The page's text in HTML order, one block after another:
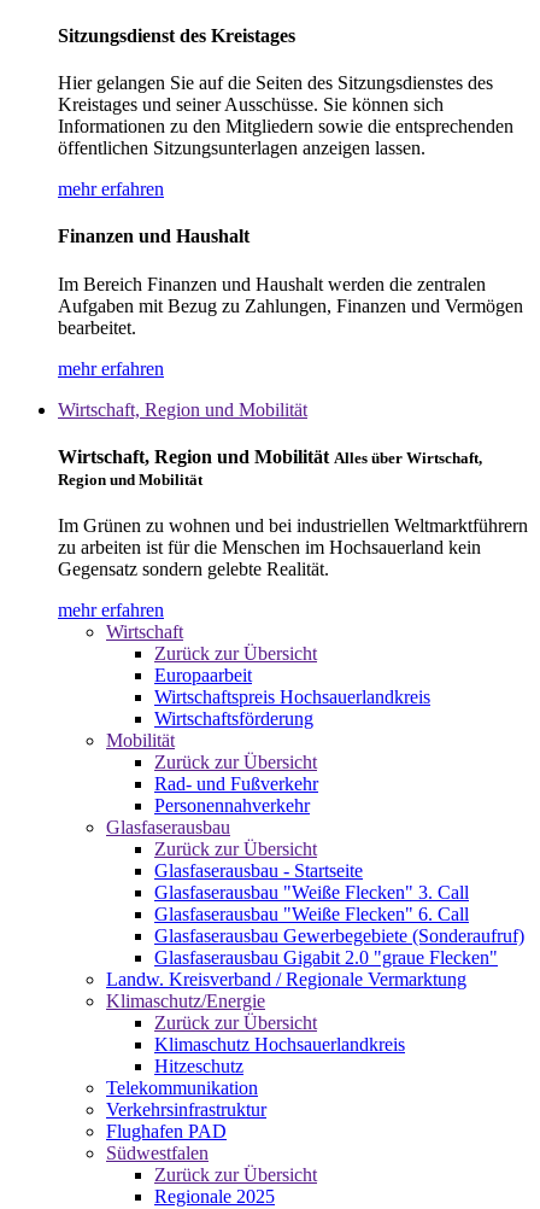
Sitzungsdienst des Kreistages
Hier gelangen Sie auf die Seiten des Sitzungsdienstes des
Kreistages und seiner Ausschüsse. Sie können sich
Informationen zu den Mitgliedern sowie die entsprechenden
öffentlichen Sitzungsunterlagen anzeigen lassen.
mehr erfahren
Finanzen und Haushalt
Im Bereich Finanzen und Haushalt werden die zentralen
Aufgaben mit Bezug zu Zahlungen, Finanzen und Vermögen
bearbeitet.
mehr erfahren
Wirtschaft, Region und Mobilität
Wirtschaft, Region und Mobilität Alles über Wirtschaft,
Region und Mobilität
Im Grünen zu wohnen und bei industriellen Weltmarktführern
zu arbeiten ist für die Menschen im Hochsauerland kein
Gegensatz sondern gelebte Realität.
mehr erfahren
Wirtschaft
Zurück zur Übersicht
Europaarbeit
Wirtschaftspreis Hochsauerlandkreis
Wirtschaftsförderung
Mobilität
Zurück zur Übersicht
Rad- und Fußverkehr
Personennahverkehr
Glasfaserausbau
Zurück zur Übersicht
Glasfaserausbau - Startseite
Glasfaserausbau "Weiße Flecken" 3. Call
Glasfaserausbau "Weiße Flecken" 6. Call
Glasfaserausbau Gewerbegebiete (Sonderaufruf)
Glasfaserausbau Gigabit 2.0 "graue Flecken"
Landw. Kreisverband / Regionale Vermarktung
Klimaschutz/Energie
Zurück zur Übersicht
Klimaschutz Hochsauerlandkreis
Hitzeschutz
Telekommunikation
Verkehrsinfrastruktur
Flughafen PAD
Südwestfalen
Zurück zur Übersicht
Regionale 2025